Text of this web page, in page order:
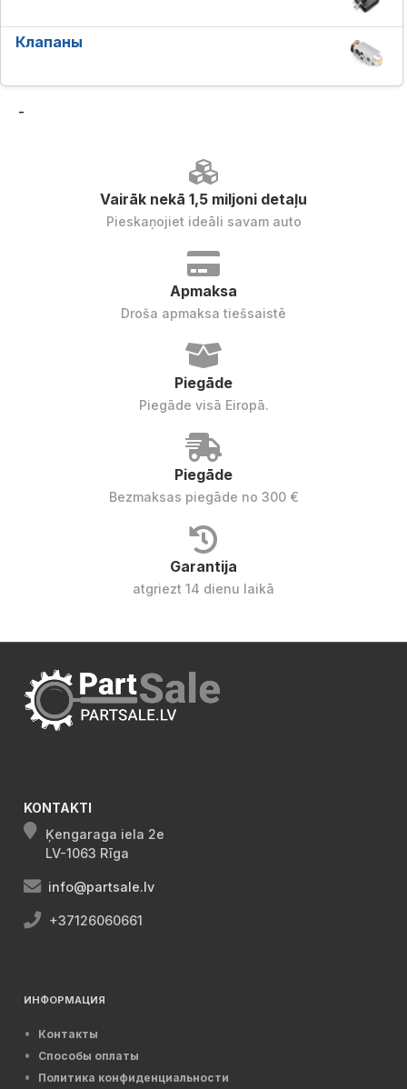
Клапаны
-
Vairāk nekā 1,5 miljoni detaļu
Pieskaņojiet ideāli savam auto
Apmaksa
Droša apmaksa tiešsaistē
Piegāde
Piegāde visā Eiropā.
Piegāde
Bezmaksas piegāde no 300 €
Garantija
atgriezt 14 dienu laikā
KONTAKTI
Ķengaraga iela 2e
LV-1063 Rīga
info@partsale.lv
+37126060661
ИНФОРМАЦИЯ
Контакты
Способы оплаты
Политика конфиденциальности